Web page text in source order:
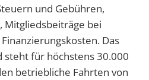
und Gebühren,
Mitgliedsbeiträge bei
Das
für höchstens 30.000
betriebliche Fahrten von